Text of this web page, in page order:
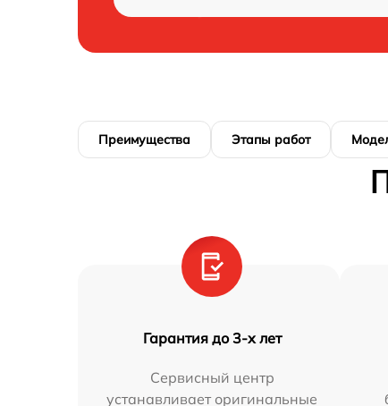
Преимущества Этапы работ
Гарантия до 3-х лет
Сервисный центр
устанавливает оригинальные